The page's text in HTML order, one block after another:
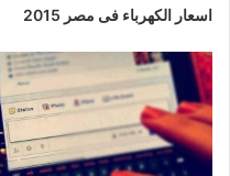
اسعار الكهرباء فى مصر 2015